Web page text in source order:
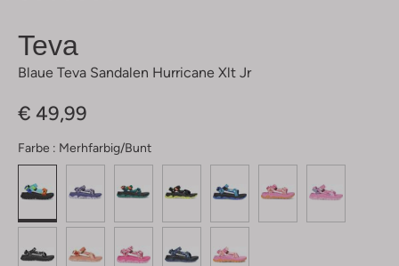
Teva
Blaue Teva Sandalen Hurricane Xlt Jr
€ 49,99
Farbe : Merhfarbig/bunt